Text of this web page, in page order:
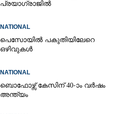
പ്രയാഗ്‌രാജിൽ
NATIONAL
പെസോയിൽ പകുതിയിലേറെ
ഒഴിവുകൾ
NATIONAL
ബൊഫോഴ്സ് കേസിന് 40-ാം വ‌ർഷം
അന്ത്യം